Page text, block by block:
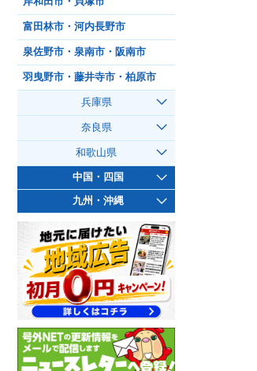
富田林市・河内長野市
泉佐野市・泉南市・阪南市
羽曳野市・藤井寺市・柏原市
兵庫県
奈良県
和歌山県
中国・四国
九州・沖縄